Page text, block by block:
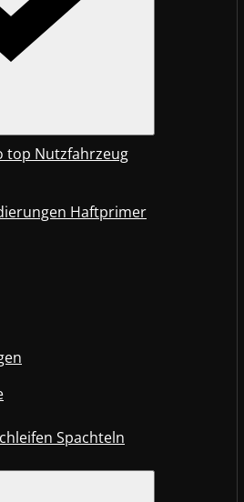
top Nutzfahrzeug
Haftprimer
Spachteln